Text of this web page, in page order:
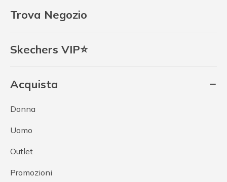
Trova Negozio
Skechers VIP⭐
Acquista
Donna
Uomo
Outlet
Promozioni